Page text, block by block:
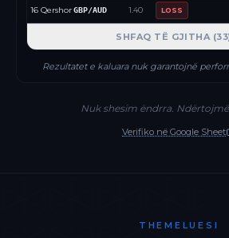
16 QershorGBP/AUD 1.40 LOSS
SHFAQ TË GJITHA (33
Rezultatet e kaluara nuk garantojnë
Nuk shesim ëndrra.
Verifiko në Google Sheet
THEMELUESI